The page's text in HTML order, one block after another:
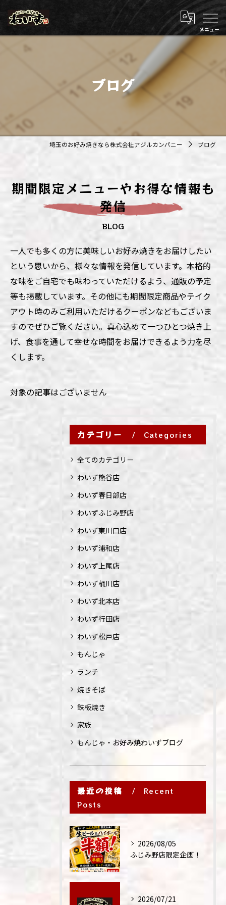
ブログ
埼玉のお好み焼きなら株式会社アジルカンパニー ブログ
期間限定メニューやお得な情報も
発信
BLOG
一人でも多くの方に美味しいお好み焼きをお届けしたい
という思いから、様々な情報を発信しています。本格的
な味をご自宅でも味わっていただけるよう、通販の予定
等も掲載しています。その他にも期間限定商品やテイク
アウト時のみご利用いただけるクーポンなどもございま
すのでぜひご覧ください。真心込めて一つひとつ焼き上
げ、食事を通して幸せな時間をお届けできるよう力を尽
くします。
対象の記事はございません
カテゴリー Categories
全てのカテゴリー
わいず熊谷店
わいず春日部店
わいずふじみ野店
わいず東川口店
わいず浦和店
わいず上尾店
わいず桶川店
わいず北本店
わいず行田店
わいず松戸店
もんじゃ
ランチ
焼きそば
鉄板焼き
家族
もんじゃ・お好み焼わいずブログ
最近の投稿
Recent
Posts
2026/08/05
ふじみ野店限定企画！
2026/07/21